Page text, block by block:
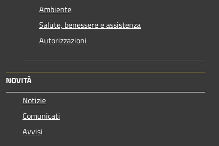
Ambiente
Salute, benessere e assistenza
Autorizzazioni
NOVITÀ
Notizie
Comunicati
Avvisi